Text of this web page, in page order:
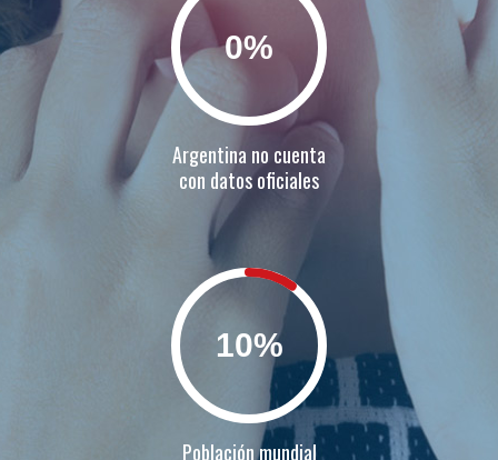
0
Argentina no cuenta
con datos oficiales
10
Población mundial